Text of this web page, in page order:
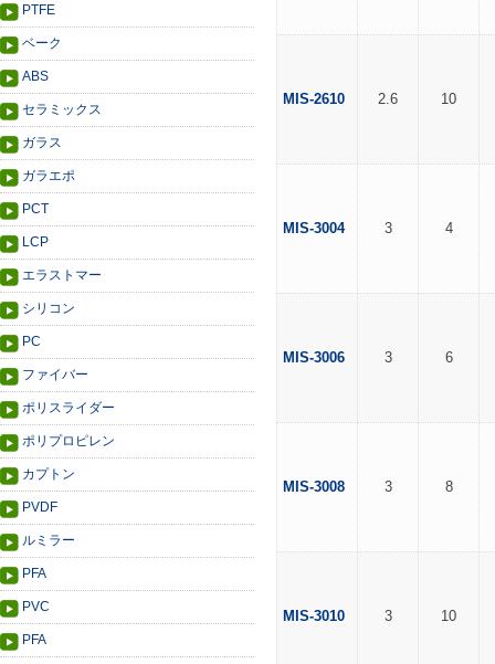
PTFE
ベーク
ABS
セラミックス
ガラス
ガラエポ
PCT
LCP
エラストマー
シリコン
PC
ファイバー
ポリスライダー
ポリプロピレン
カプトン
PVDF
ルミラー
PFA
PVC
PFA
MIS-2610 2.6 10
MIS-3004 3 4
MIS-3006 3 6
MIS-3008 3 8
MIS-3010 3 10